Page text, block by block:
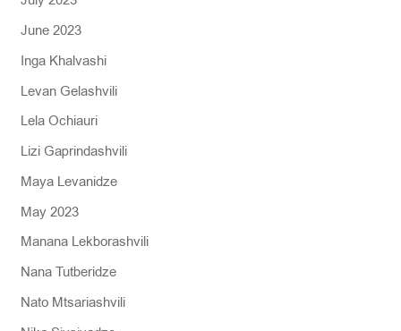
June 2023
Inga Khalvashi
Levan Gelashvili
Lela Ochiauri
Lizi Gaprindashvili
Maya Levanidze
May 2023
Manana Lekborashvili
Nana Tutberidze
Nato Mtsariashvili